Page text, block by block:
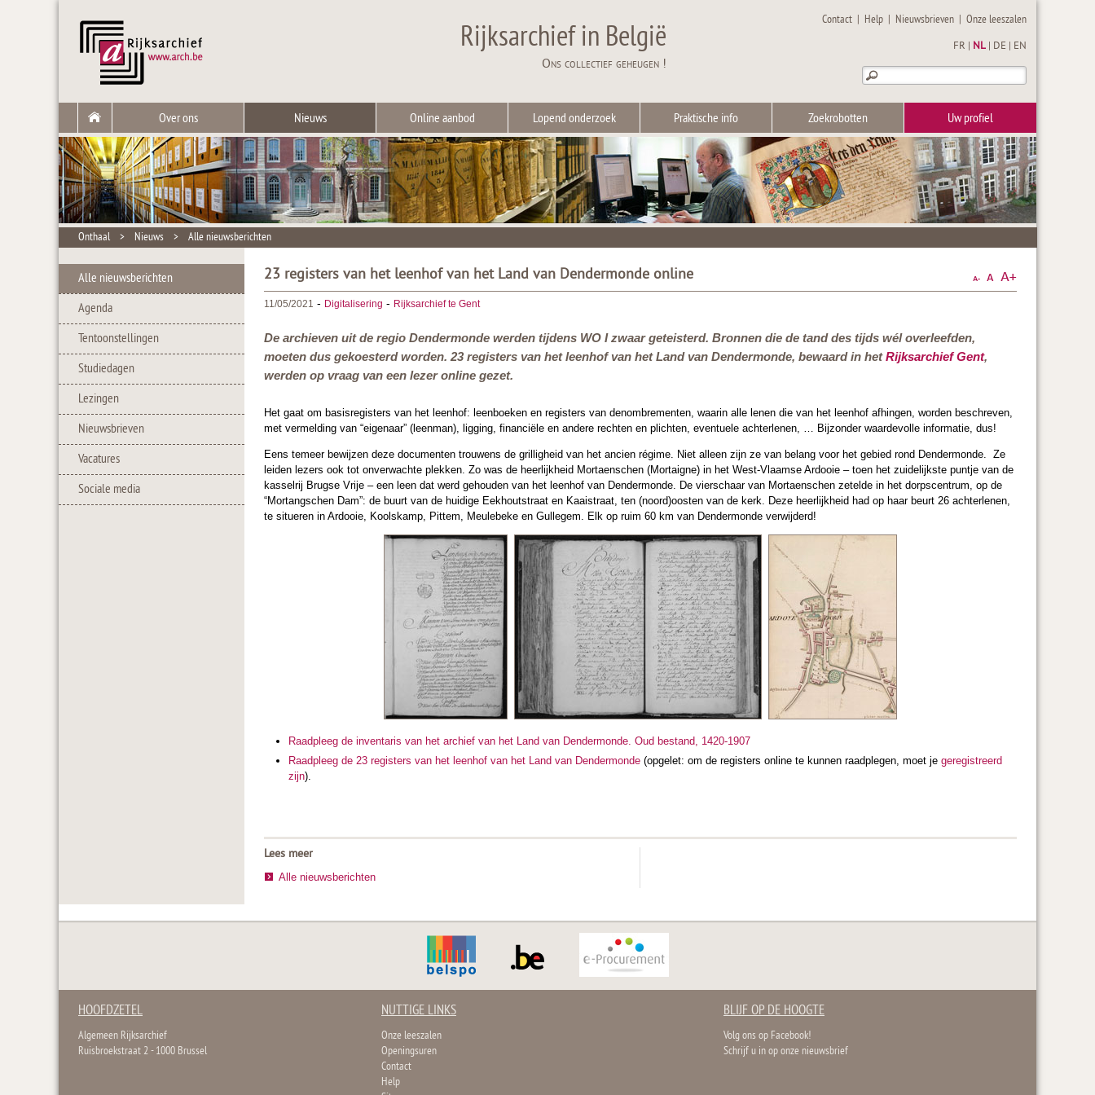
Rijksarchief in België
Ons collectief geheugen !
Contact | Help | Nieuwsbrieven |Onze leeszalen
FR NL DE EN
Over ons Nieuws Online aanbod Lopend onderzoek Praktische info Zoekrobotten Uw profiel
Onthaal > Nieuws > Alle nieuwsberichten
Alle nieuwsberichten
Agenda
Tentoonstellingen
Studiedagen
Lezingen
Nieuwsbrieven
Vacatures
Sociale media
23 registers van het leenhof van het Land van Dendermonde online
11/05/2021 - Digitalisering - Rijksarchief te Gent
De archieven uit de regio Dendermonde werden tijdens WO I zwaar geteisterd. Bronnen die de tand des tijds wél overleefden,
moeten dus gekoesterd worden. 23 registers van het leenhof van het Land van Dendermonde, bewaard in hetRijksarchief Gent,
werden op vraag van een lezer online gezet.
Het gaat om basisregisters van het leenhof: leenboeken en registers van denombrementen, waarin alle lenen die van het leenhof afhingen, worden beschreven,
met vermelding van “eigenaar” (leenman), ligging, financiële en andere rechten en plichten, eventuele achterlenen, … Bijzonder waardevolle informatie, dus!
Eens temeer bewijzen deze documenten trouwens de grilligheid van het ancien régime. Niet alleen zijn ze van belang voor het gebied rond Dendermonde. Ze
leiden lezers ook tot onverwachte plekken. Zo was de heerlijkheid Mortaenschen (Mortaigne) in het West-Vlaamse Ardooie – toen het zuidelijkste puntje van de
kasselrij Brugse Vrije – een leen dat werd gehouden van het leenhof van Dendermonde. De vierschaar van Mortaenschen zetelde in het dorpscentrum, op de
“Mortangschen Dam”: de buurt van de huidige Eekhoutstraat en Kaaistraat, ten (noord)oosten van de kerk. Deze heerlijkheid had op haar beurt 26 achterlenen,
te situeren in Ardooie, Koolskamp, Pittem, Meulebeke en Gullegem. Elk op ruim 60 km van Dendermonde verwijderd!
Raadpleeg de inventaris van het archief van het Land van Dendermonde. Oud bestand, 1420-1907
Raadpleeg de 23 registers van het leenhof van het Land van Dendermonde (opgelet: om de registers online te kunnen raadplegen, moet je geregistreerd
zijn).
Lees meer
Alle nieuwsberichten
HOOFDZETEL
Algemeen Rijksarchief
Ruisbroekstraat 2 - 1000 Brussel
NUTTIGE LINKS
Onze leeszalen
Openingsuren
Contact
Help
BLIJF OP DE HOOGTE
Volg ons op Facebook!
Schrijf u in op onze nieuwsbrief